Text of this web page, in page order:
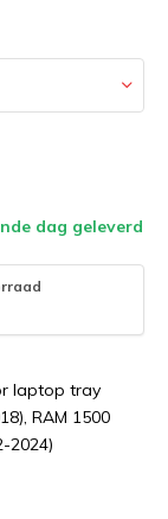
dag geleverd
laptop tray
RAM 1500
2024)